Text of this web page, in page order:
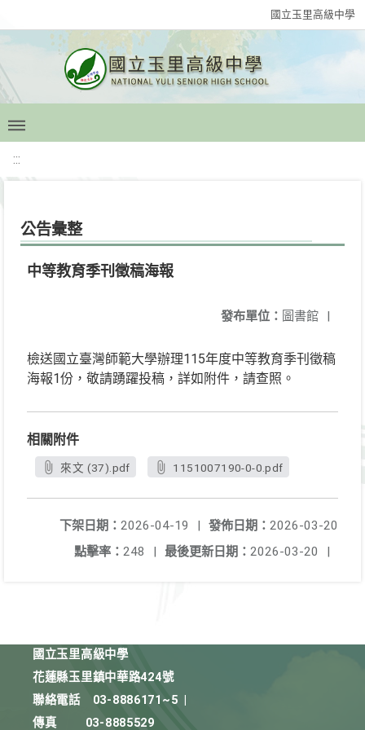
國立玉里高級中學
:::
公告彙整
中等教育季刊徵稿海報
發布單位： 圖書館 |
檢送國立臺灣師範大學辦理115年度中等教育季刊徵稿
海報1份，敬請踴躍投稿，詳如附件，請查照。
相關附件
來文 (37).pdf 1151007190-0-0.pdf
發佈日期： 2026-03-20
下架日期： 2026-04-19
|
最後更新日期： 2026-03-20 |
點擊率： 248 |
國立玉里高級中學
花蓮縣玉里鎮中華路424號
聯絡電話
03-8886171~5
傳真
03-8885529